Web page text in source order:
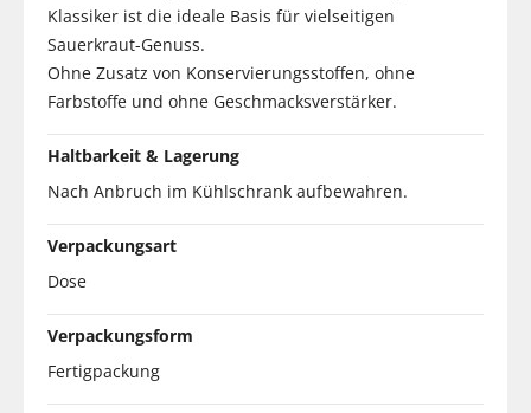
Klassiker ist die ideale Basis für vielseitigen
Sauerkraut-Genuss.
Ohne Zusatz von Konservierungsstoffen, ohne
Farbstoffe und ohne Geschmacksverstärker.
Haltbarkeit & Lagerung
Nach Anbruch im Kühlschrank aufbewahren.
Verpackungsart
Dose
Verpackungsform
Fertigpackung